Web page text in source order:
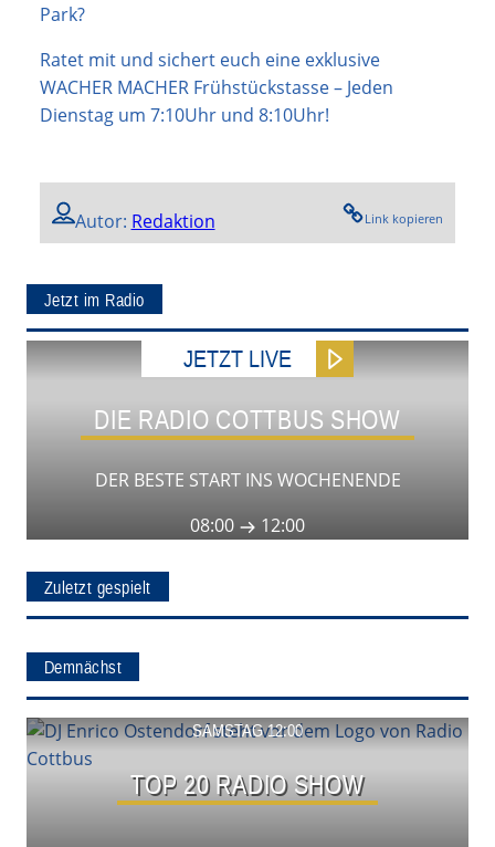
Park?
Ratet mit und sichert euch eine exklusive
WACHER MACHER Frühstückstasse – Jeden
Dienstag um 7:10Uhr und 8:10Uhr!
Autor: Redaktion Link kopieren
Jetzt im Radio
JETZT LIVE
DIE RADIO COTTBUS SHOW
DER BESTE START INS WOCHENENDE
08:00
12:00
Zuletzt gespielt
Demnächst
SAMSTAG 12:00
TOP 20 RADIO SHOW
Show ansehen